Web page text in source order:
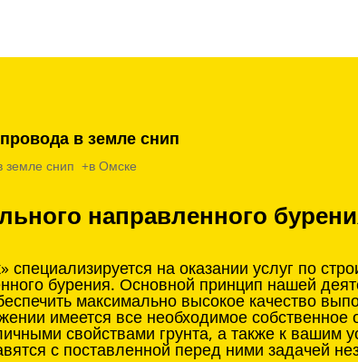
в земле снип
земле снип +в Омске
направленного
на оказании услуг по
бурения. Основной принцип нашей
максимально высокое качество
имеется все необходимое
свойствами грунта, а также к
с поставленной перед ними задачей